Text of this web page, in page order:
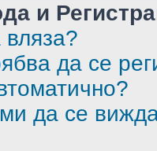
и
да се
да се